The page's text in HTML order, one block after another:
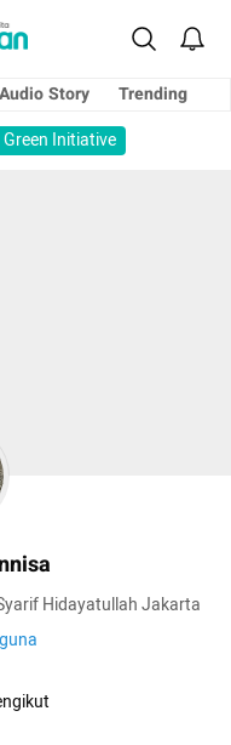
Audio Story
Trending
Green Initiative
Hidayatullah Jakarta